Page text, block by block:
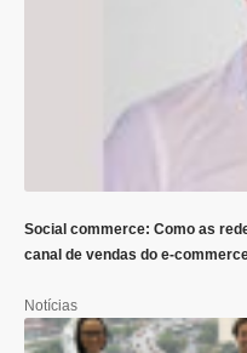
Social commerce: Como as
canal de vendas do e-
Notícias